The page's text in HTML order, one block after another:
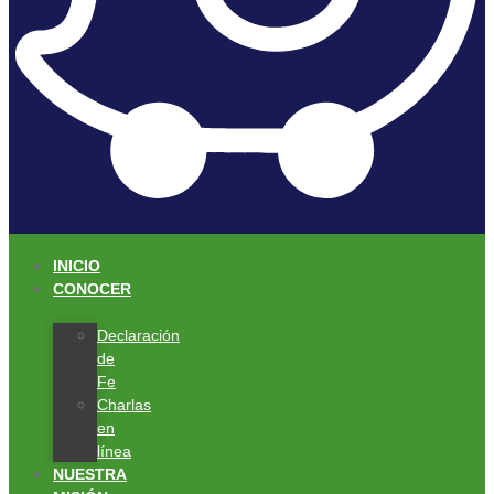
INICIO
CONOCER
Declaración
de
Fe
Charlas
en
línea
NUESTRA